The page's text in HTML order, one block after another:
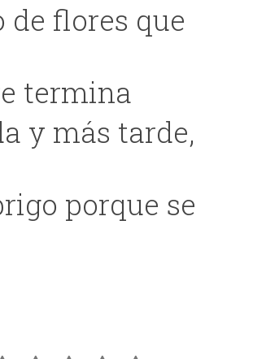
de flores que
termina
y más tarde,
porque se